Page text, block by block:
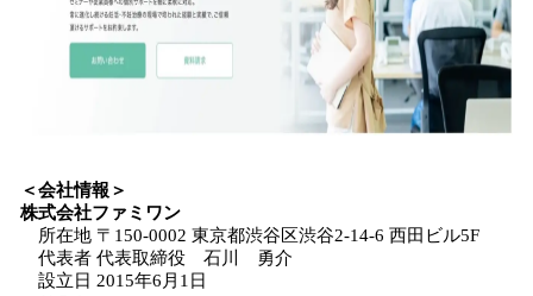
＜会社情報＞
株式会社ファミワン
所在地 〒150-0002 東京都渋谷区渋谷2-14-6 西田ビル5F
代表者 代表取締役 石川 勇介
設立日 2015年6月1日